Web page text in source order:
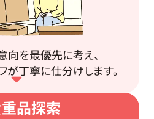
向を最優先に考え、
が丁寧に仕分けします。
品探索